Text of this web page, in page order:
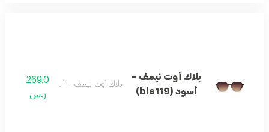
بلاك أوت نيمف –
أسود (bla119)
بلاك أوت نيمف – أسود (bla119)269.0
ر.س